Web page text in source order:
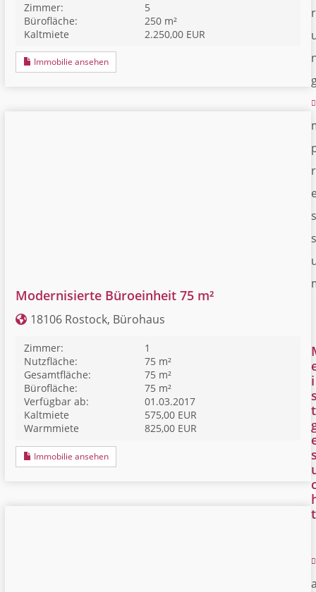
Zimmer:
5
Bürofläche:
250 m²
Kaltmiete
2.250,00 EUR
Immobilie ansehen
Modernisierte Büroeinheit 75 m²
18106 Rostock, Bürohaus
Zimmer:
1
Nutzfläche:
75 m²
Gesamtfläche:
75 m²
Bürofläche:
75 m²
Verfügbar ab:
01.03.2017
Kaltmiete
575,00 EUR
Warmmiete
825,00 EUR
Immobilie ansehen
r
r
s
s
i
t
t